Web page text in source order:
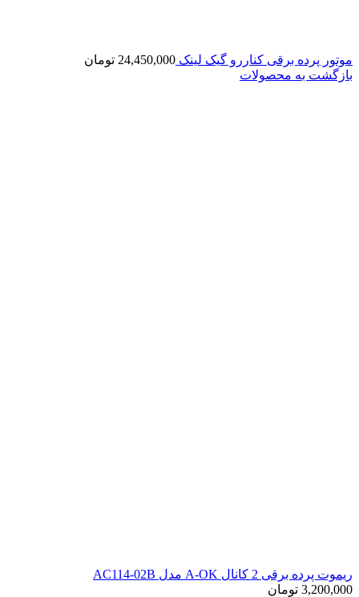
موتور پرده برقی کناررو گیک لینک 24,450,000 تومان
بازگشت به محصولات
ریموت پرده برقی 2 کانال A-OK مدل AC114-02B
3,200,000 تومان